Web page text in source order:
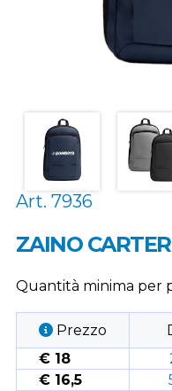
Art. 7936
ZAINO CARTER
Quantità minima per
Prezzo
€ 18
€ 16,5